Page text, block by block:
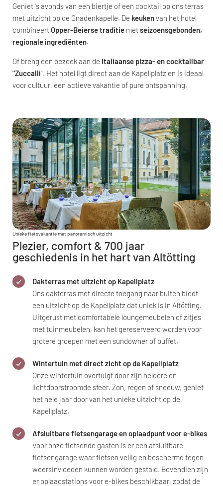
Geniet 's avonds van een biertje of een cocktail op ons terras
met uitzicht op de Gnadenkapelle. De keukenvan het hotel
combineertOpper-Beierse traditie metseizoensgebonden,
regionale ingrediënten.
Of breng een bezoek aan de Italiaanse pizza- en cocktailbar
"Zuccalli". Het hotel ligt direct aan de Kapellplatz en is ideaal
voor cultuur, een actieve vakantie of pure ontspanning.
Unieke fietsvakantie met panoramisch uitzicht
Plezier, comfort & 700 jaar
geschiedenis in het hart van Altötting
Dakterras met uitzicht op Kapellplatz
Ons dakterras met directe toegang naar buiten biedt
een uitzicht op de Kapellplatz dat uniek is in Altötting.
Uitgerust met comfortabele loungemeubelen of zitjes
met tuinmeubelen, kan het gereserveerd worden voor
grotere groepen met een sundowner of buffet.
Wintertuin met direct zicht op de Kapellplatz
Onze wintertuin overtuigt door zijn heldere en
lichtdoorstroomde sfeer. Zon, regen of sneeuw, geniet
het hele jaar door van het unieke uitzicht op de
Kapellplatz.
Afsluitbare fietsengarage en oplaadpunt voor e-bikes
Voor onze fietsende gasten is er een afsluitbare
fietsengarage waar fietsen veilig en beschermd tegen
weersinvloeden kunnen worden gestald. Bovendien zijn
er oplaadstations voor e-bikes beschikbaar, zodat de